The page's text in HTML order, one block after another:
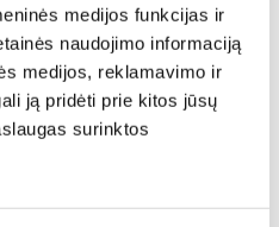
medijos funkcijas ir
naudojimo informaciją
medijos, reklamavimo ir
ją pridėti prie kitos jūsų
surinktos